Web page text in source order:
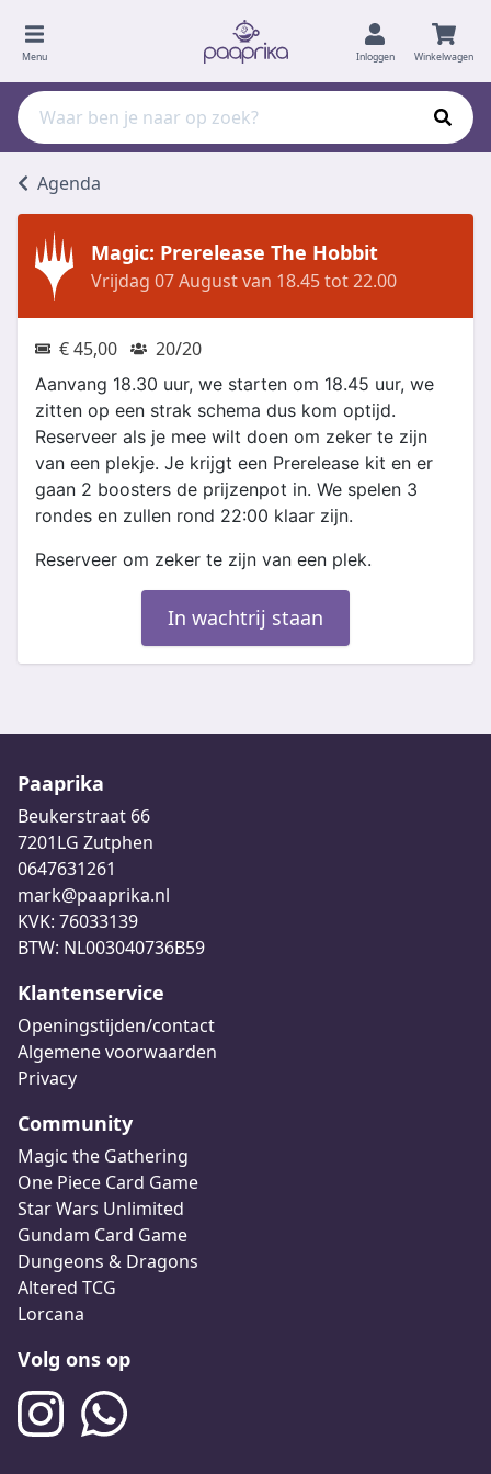
Menu Inloggen Winkelwagen
Agenda
Magic: Prerelease The Hobbit
Vrijdag 07 August van 18.45 tot 22.00
€ 45,00 20/20
Aanvang 18.30 uur, we starten om 18.45 uur, we
zitten op een strak schema dus kom optijd.
Reserveer als je mee wilt doen om zeker te zijn
van een plekje. Je krijgt een Prerelease kit en er
gaan 2 boosters de prijzenpot in. We spelen 3
rondes en zullen rond 22:00 klaar zijn.
Reserveer om zeker te zijn van een plek.
In wachtrij staan
Paaprika
Beukerstraat 66
7201LG Zutphen
0647631261
mark@paaprika.nl
KVK: 76033139
BTW: NL003040736B59
Klantenservice
Openingstijden/contact
Algemene voorwaarden
Privacy
Community
Magic the Gathering
One Piece Card Game
Star Wars Unlimited
Gundam Card Game
Dungeons & Dragons
Altered TCG
Lorcana
Volg ons op